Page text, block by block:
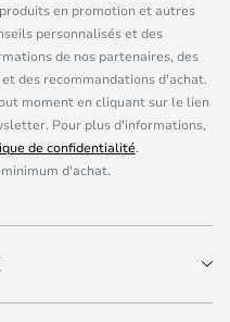
en promotion et autres
personnalisés et des
de nos partenaires, des
des recommandations d'achat.
moment en cliquant sur le lien
Pour plus d'informations,
de confidentialité.
d'achat.